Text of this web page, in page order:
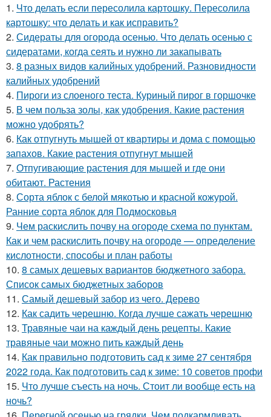
1. Что делать если пересолила картошку. Пересолила
картошку: что делать и как исправить?
2. Сидераты для огорода осенью. Что делать осенью с
сидератами, когда сеять и нужно ли закапывать
3. 8 разных видов калийных удобрений. Разновидности
калийных удобрений
4. Пироги из слоеного теста. Куриный пирог в горшочке
5. В чем польза золы, как удобрения. Какие растения
можно удобрять?
6. Как отпугнуть мышей от квартиры и дома с помощью
запахов. Какие растения отпугнут мышей
7. Отпугивающие растения для мышей и где они
обитают. Растения
8. Сорта яблок с белой мякотью и красной кожурой.
Ранние сорта яблок для Подмосковья
9. Чем раскислить почву на огороде схема по пунктам.
Как и чем раскислить почву на огороде — определение
кислотности, способы и план работы
10. 8 самых дешевых вариантов бюджетного забора.
Список самых бюджетных заборов
11. Самый дешевый забор из чего. Дерево
12. Как садить черешню. Когда лучше сажать черешню
13. Травяные чаи на каждый день рецепты. Какие
травяные чаи можно пить каждый день
14. Как правильно подготовить сад к зиме 27 сентября
2022 года. Как подготовить сад к зиме: 10 советов профи
15. Что лучше съесть на ночь. Стоит ли вообще есть на
ночь?